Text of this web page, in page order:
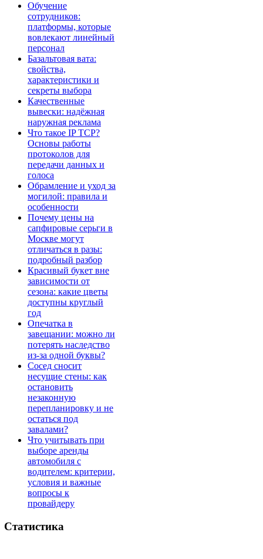
Обучение
сотрудников:
платформы, которые
вовлекают линейный
персонал
Базальтовая вата:
свойства,
характеристики и
секреты выбора
Качественные
вывески: надёжная
наружная реклама
Что такое IP TCP?
Основы работы
протоколов для
передачи данных и
голоса
Обрамление и уход за
могилой: правила и
особенности
Почему цены на
сапфировые серьги в
Москве могут
отличаться в разы:
подробный разбор
Красивый букет вне
зависимости от
сезона: какие цветы
доступны круглый
год
Опечатка в
завещании: можно ли
потерять наследство
из-за одной буквы?
Сосед сносит
несущие стены: как
остановить
незаконную
перепланировку и не
остаться под
завалами?
Что учитывать при
выборе аренды
автомобиля с
водителем: критерии,
условия и важные
вопросы к
провайдеру
Статистика